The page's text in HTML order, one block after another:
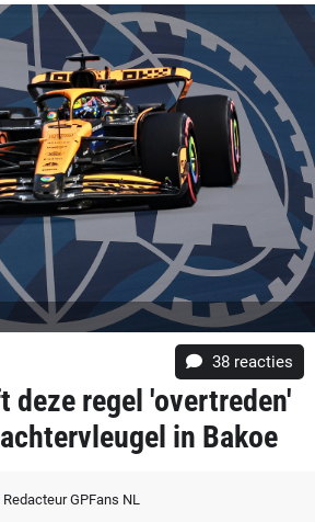
38 reacties
deze regel 'overtreden'
in Bakoe
Redacteur GPFans NL